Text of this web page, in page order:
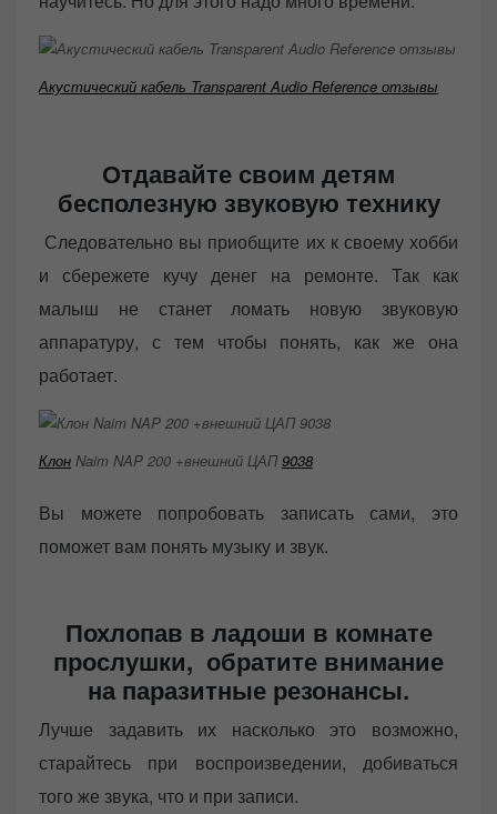
Акустический кабель Transparent Audio Reference отзывы
Отдавайте своим детям
бесполезную звуковую технику
Следовательно вы приобщите их к своему хобби
и сбережете кучу денег на ремонте. Так как
малыш не станет ломать новую звуковую
аппаратуру, с тем чтобы понять, как же она
работает.
Клон Naim NAP 200 +внешний ЦАП 9038
Вы можете попробовать записать сами, это
поможет вам понять музыку и звук.
Похлопав в ладоши в комнате
прослушки, обратите внимание
на паразитные резонансы.
Лучше задавить их насколько это возможно,
старайтесь при воспроизведении, добиваться
того же звука, что и при записи.